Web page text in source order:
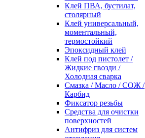
Клей ПВА, бустилат,
столярный
Клей универсальный,
моментальный,
термостойкий
Эпоксидный клей
Клей под пистолет /
Жидкие гвозди /
Холодная сварка
Смазка / Масло / СОЖ /
Карбид
Фиксатор резьбы
Средства для очистки
поверхностей
Антифриз для систем